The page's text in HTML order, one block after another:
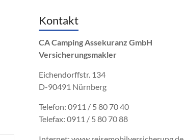
Kontakt
CA Camping Assekuranz GmbH
Versicherungsmakler
Eichendorffstr. 134
D-90491 Nürnberg
Telefon: 0911 / 5 80 70 40
Telefax: 0911 / 5 80 70 88